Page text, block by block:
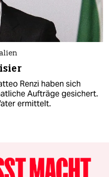
Renzi haben sich
Aufträge gesichert.
ermittelt.